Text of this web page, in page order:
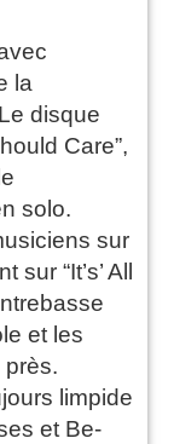
la
disque
Care”,
solo.
sur
“It’s’ All
et les
limpide
et Be-